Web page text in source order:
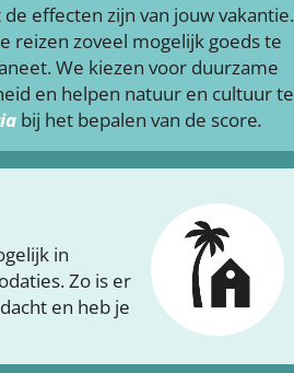
effecten zijn van jouw vakantie.
reizen zoveel mogelijk goeds te
We kiezen voor duurzame
en helpen natuur en cultuur te
bij het bepalen van de score.
in
Zo is er
en heb je